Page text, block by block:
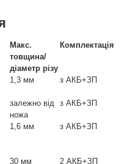
Макс.
товщина/
діаметр різу
Комплектація
1,3 мм з АКБ+ЗП
залежно від
ножа
з АКБ+ЗП
1,6 мм з АКБ+ЗП
30 мм 2 АКБ+ЗП